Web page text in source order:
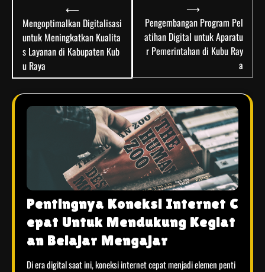
navigation
⟵
Mengoptimalkan Digitalisasi
untuk Meningkatkan Kualita
s Layanan di Kabupaten Kub
u Raya
Pengembangan Program Pel
atihan Digital untuk Aparatu
r Pemerintahan di Kubu Ray
a
⟶
Pentingnya Koneksi Internet C
epat Untuk Mendukung Kegiat
an Belajar Mengajar
Di era digital saat ini, koneksi internet cepat menjadi elemen penti